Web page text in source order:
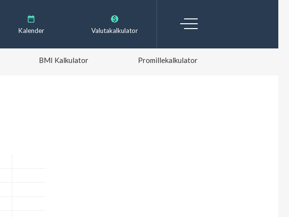
Kalender Valutakalkulator
BMI Kalkulator Promillekalkulator